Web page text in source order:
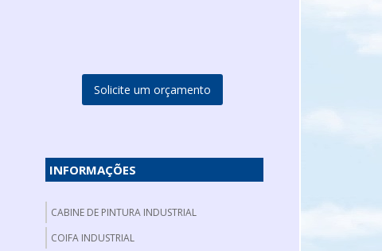
Solicite um orçamento
INFORMAÇÕES
CABINE DE PINTURA INDUSTRIAL
COIFA INDUSTRIAL